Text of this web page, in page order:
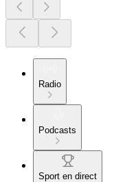
Radio
Podcasts
Sport en direct